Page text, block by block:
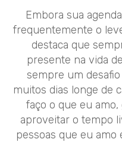
Embora sua
frequentemente o
destaca que
presente na vida
sempre um
muitos dias longe de
faço o que eu amo,
aproveitar o tempo
pessoas que eu amo